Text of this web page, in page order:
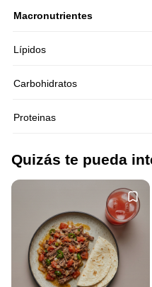
Macronutrientes
Lípidos
Carbohidratos
Proteinas
Quizás te pueda